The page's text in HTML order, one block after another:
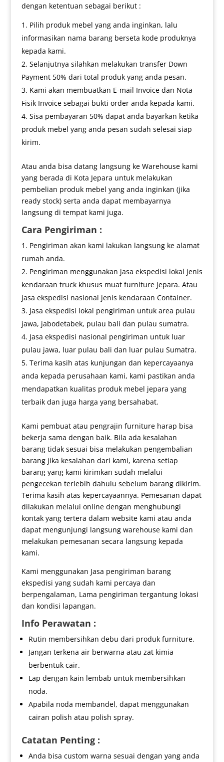
dengan ketentuan sebagai berikut :
Pilih produk mebel yang anda inginkan, lalu
informasikan nama barang berseta kode produknya
kepada kami.
Selanjutnya silahkan melakukan transfer Down
Payment 50% dari total produk yang anda pesan.
Kami akan membuatkan E-mail Invoice dan Nota
Fisik Invoice sebagai bukti order anda kepada kami.
Sisa pembayaran 50% dapat anda bayarkan ketika
produk mebel yang anda pesan sudah selesai siap
kirim.
Atau anda bisa datang langsung ke Warehouse kami
yang berada di Kota Jepara untuk melakukan
pembelian produk mebel yang anda inginkan (jika
ready stock) serta anda dapat membayarnya
langsung di tempat kami juga.
Cara Pengiriman :
Pengiriman akan kami lakukan langsung ke alamat
rumah anda.
Pengiriman menggunakan jasa ekspedisi lokal jenis
kendaraan truck khusus muat furniture jepara. Atau
jasa ekspedisi nasional jenis kendaraan Container.
Jasa ekspedisi lokal pengiriman untuk area pulau
jawa, jabodetabek, pulau bali dan pulau sumatra.
Jasa ekspedisi nasional pengiriman untuk luar
pulau jawa, luar pulau bali dan luar pulau Sumatra.
Terima kasih atas kunjungan dan kepercayaanya
anda kepada perusahaan kami, kami pastikan anda
mendapatkan kualitas produk mebel jepara yang
terbaik dan juga harga yang bersahabat.
Kami pembuat atau pengrajin furniture harap bisa
bekerja sama dengan baik. Bila ada kesalahan
barang tidak sesuai bisa melakukan pengembalian
barang jika kesalahan dari kami, karena setiap
barang yang kami kirimkan sudah melalui
pengecekan terlebih dahulu sebelum barang dikirim.
Terima kasih atas kepercayaannya. Pemesanan dapat
dilakukan melalui online dengan menghubungi
kontak yang tertera dalam website kami atau anda
dapat mengunjungi langsung warehouse kami dan
melakukan pemesanan secara langsung kepada
kami.
Kami menggunakan Jasa pengiriman barang
ekspedisi yang sudah kami percaya dan
berpengalaman, Lama pengiriman tergantung lokasi
dan kondisi lapangan.
Info Perawatan :
Rutin membersihkan debu dari produk furniture.
Jangan terkena air berwarna atau zat kimia
berbentuk cair.
Lap dengan kain lembab untuk membersihkan
noda.
Apabila noda membandel, dapat menggunakan
cairan polish atau polish spray.
Catatan Penting :
Anda bisa custom warna sesuai dengan yang anda